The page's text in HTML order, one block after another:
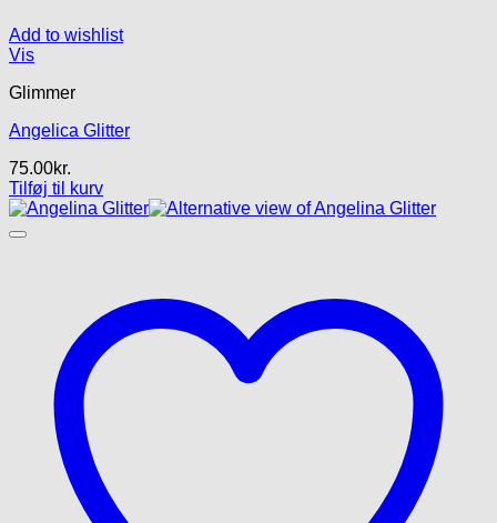
Add to wishlist
Vis
Glimmer
Angelica Glitter
75.00kr.
Tilføj til kurv